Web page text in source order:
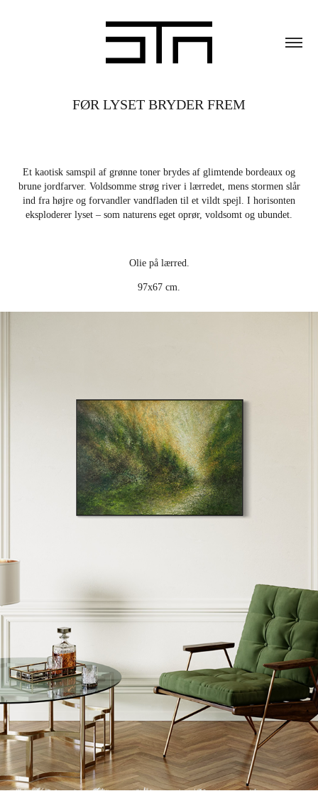
FØR LYSET BRYDER FREM
Et kaotisk samspil af grønne toner brydes af glimtende bordeaux og
brune jordfarver. Voldsomme strøg river i lærredet, mens stormen slår
ind fra højre og forvandler vandfladen til et vildt spejl. I horisonten
eksploderer lyset – som naturens eget oprør, voldsomt og ubundet.
Olie på lærred.
97x67 cm.